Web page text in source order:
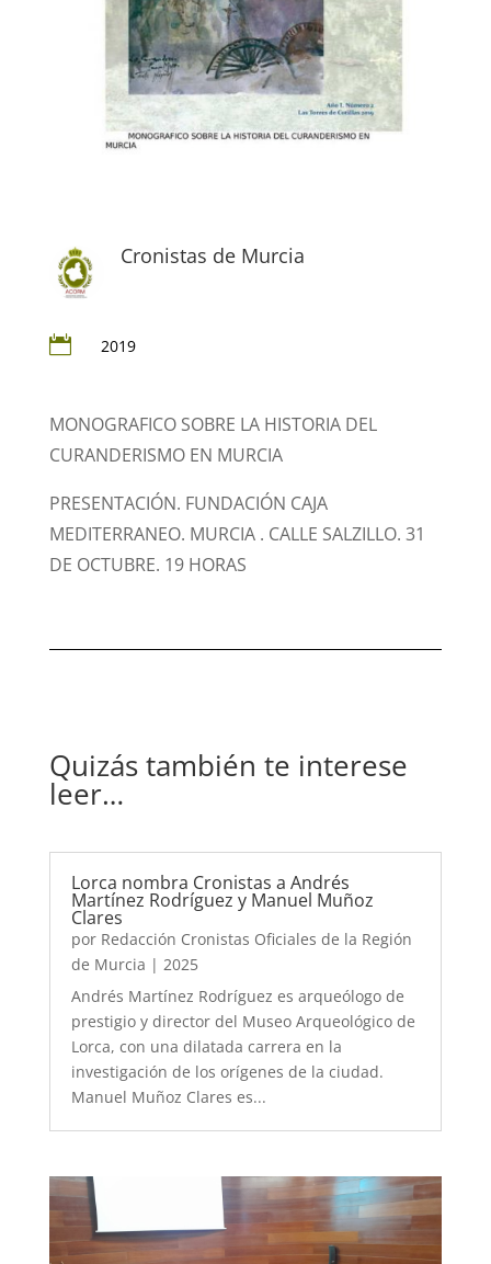
Cronistas de Murcia
 2019
MONOGRAFICO SOBRE LA HISTORIA DEL
CURANDERISMO EN MURCIA
PRESENTACIÓN. FUNDACIÓN CAJA
MEDITERRANEO. MURCIA . CALLE SALZILLO. 31
DE OCTUBRE. 19 HORAS
Quizás también te interese
leer…
Lorca nombra Cronistas a Andrés
Martínez Rodríguez y Manuel Muñoz
Clares
por Redacción Cronistas Oficiales de la Región
de Murcia | 2025
Andrés Martínez Rodríguez es arqueólogo de
prestigio y director del Museo Arqueológico de
Lorca, con una dilatada carrera en la
investigación de los orígenes de la ciudad.
Manuel Muñoz Clares es...